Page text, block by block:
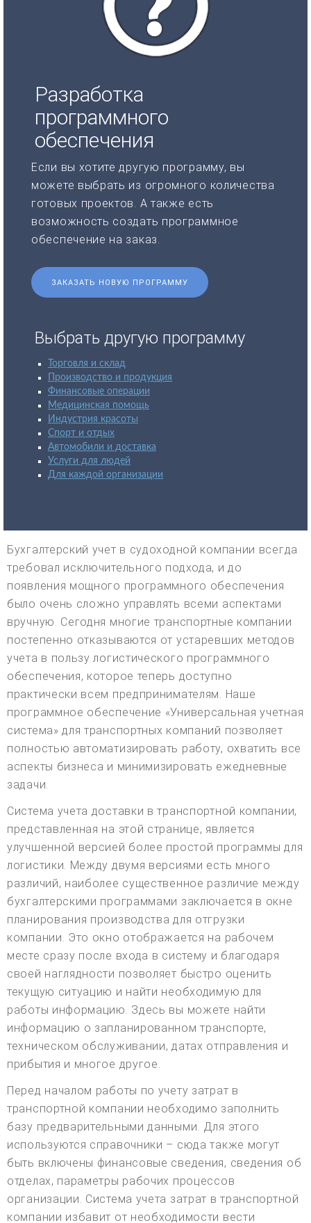
Разработка
программного
обеспечения
Если вы хотите другую программу, вы
можете выбрать из огромного количества
готовых проектов. А также есть
возможность создать программное
обеспечение на заказ.
ЗАКАЗАТЬ НОВУЮ ПРОГРАММУ
Выбрать другую программу
Торговля и склад
Производство и продукция
Финансовые операции
Медицинская помощь
Индустрия красоты
Спорт и отдых
Автомобили и доставка
Услуги для людей
Для каждой организации
Бухгалтерский учет в судоходной компании всегда
требовал исключительного подхода, и до
появления мощного программного обеспечения
было очень сложно управлять всеми аспектами
вручную. Сегодня многие транспортные компании
постепенно отказываются от устаревших методов
учета в пользу логистического программного
обеспечения, которое теперь доступно
практически всем предпринимателям. Наше
программное обеспечение «Универсальная учетная
система» для транспортных компаний позволяет
полностью автоматизировать работу, охватить все
аспекты бизнеса и минимизировать ежедневные
задачи.
Система учета доставки в транспортной компании,
представленная на этой странице, является
улучшенной версией более простой программы для
логистики. Между двумя версиями есть много
различий, наиболее существенное различие между
бухгалтерскими программами заключается в окне
планирования производства для отгрузки
компании. Это окно отображается на рабочем
месте сразу после входа в систему и благодаря
своей наглядности позволяет быстро оценить
текущую ситуацию и найти необходимую для
работы информацию. Здесь вы можете найти
информацию о запланированном транспорте,
техническом обслуживании, датах отправления и
прибытия и многое другое.
Перед началом работы по учету затрат в
транспортной компании необходимо заполнить
базу предварительными данными. Для этого
используются справочники – сюда также могут
быть включены финансовые сведения, сведения об
отделах, параметры рабочих процессов
организации. Система учета затрат в транспортной
компании избавит от необходимости вести